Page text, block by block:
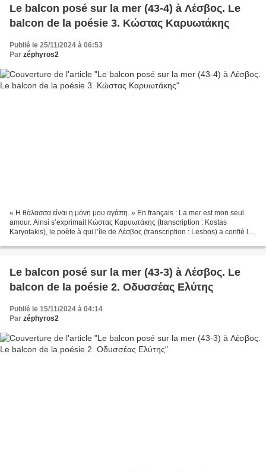
Le balcon posé sur la mer (43-4) à Λέσβος. Le
balcon de la poésie 3. Κώστας Καρυωτάκης
Publié le 25/11/2024 à 06:53
Par zéphyros2
« Η θάλασσα είναι η μόνη μου αγάπη. » En français : La mer est mon seul
amour. Ainsi s’exprimait Κώστας Καρυωτάκης (transcription : Kostas
Karyotakis), le poète à qui l’île de Λέσβος (transcription : Lesbos) a confié le
Le balcon posé sur la mer (43-3) à Λέσβος. Le
balcon de la poésie 2. Οδυσσέας Ελύτης
Publié le 15/11/2024 à 04:14
Par zéphyros2